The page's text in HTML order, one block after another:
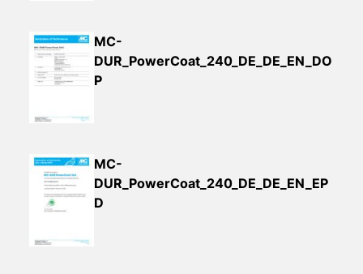
MC-
DUR_PowerCoat_240_DE_DE_EN_DO
P
MC-
DUR_PowerCoat_240_DE_DE_EN_EP
D